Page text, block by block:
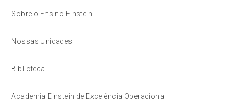
Sobre o Ensino Einstein
Nossas Unidades
Biblioteca
Academia Einstein de Excelência Operacional